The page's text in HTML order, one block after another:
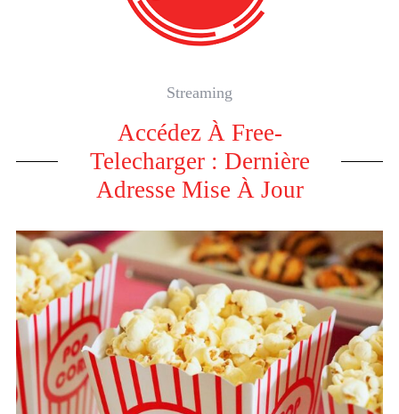
Streaming
Accédez À Free-
Telecharger : Dernière
Adresse Mise À Jour